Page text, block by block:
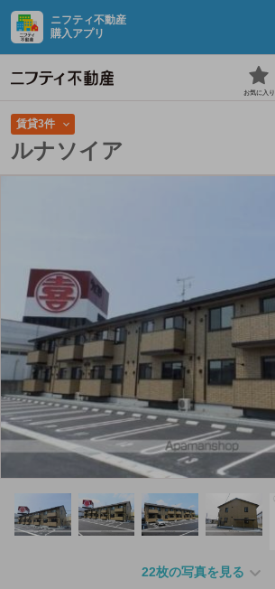
ニフティ不動産
購入アプリ
お気に入り
賃貸3件
ルナソイア
22枚の写真を見る